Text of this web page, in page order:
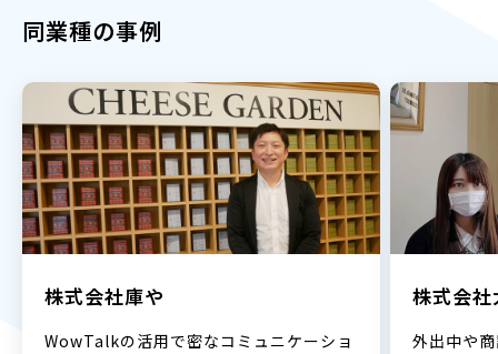
同業種の事例
株式会社庫や
WowTalkの活用で密なコミュニケーショ
株式会
外出中や